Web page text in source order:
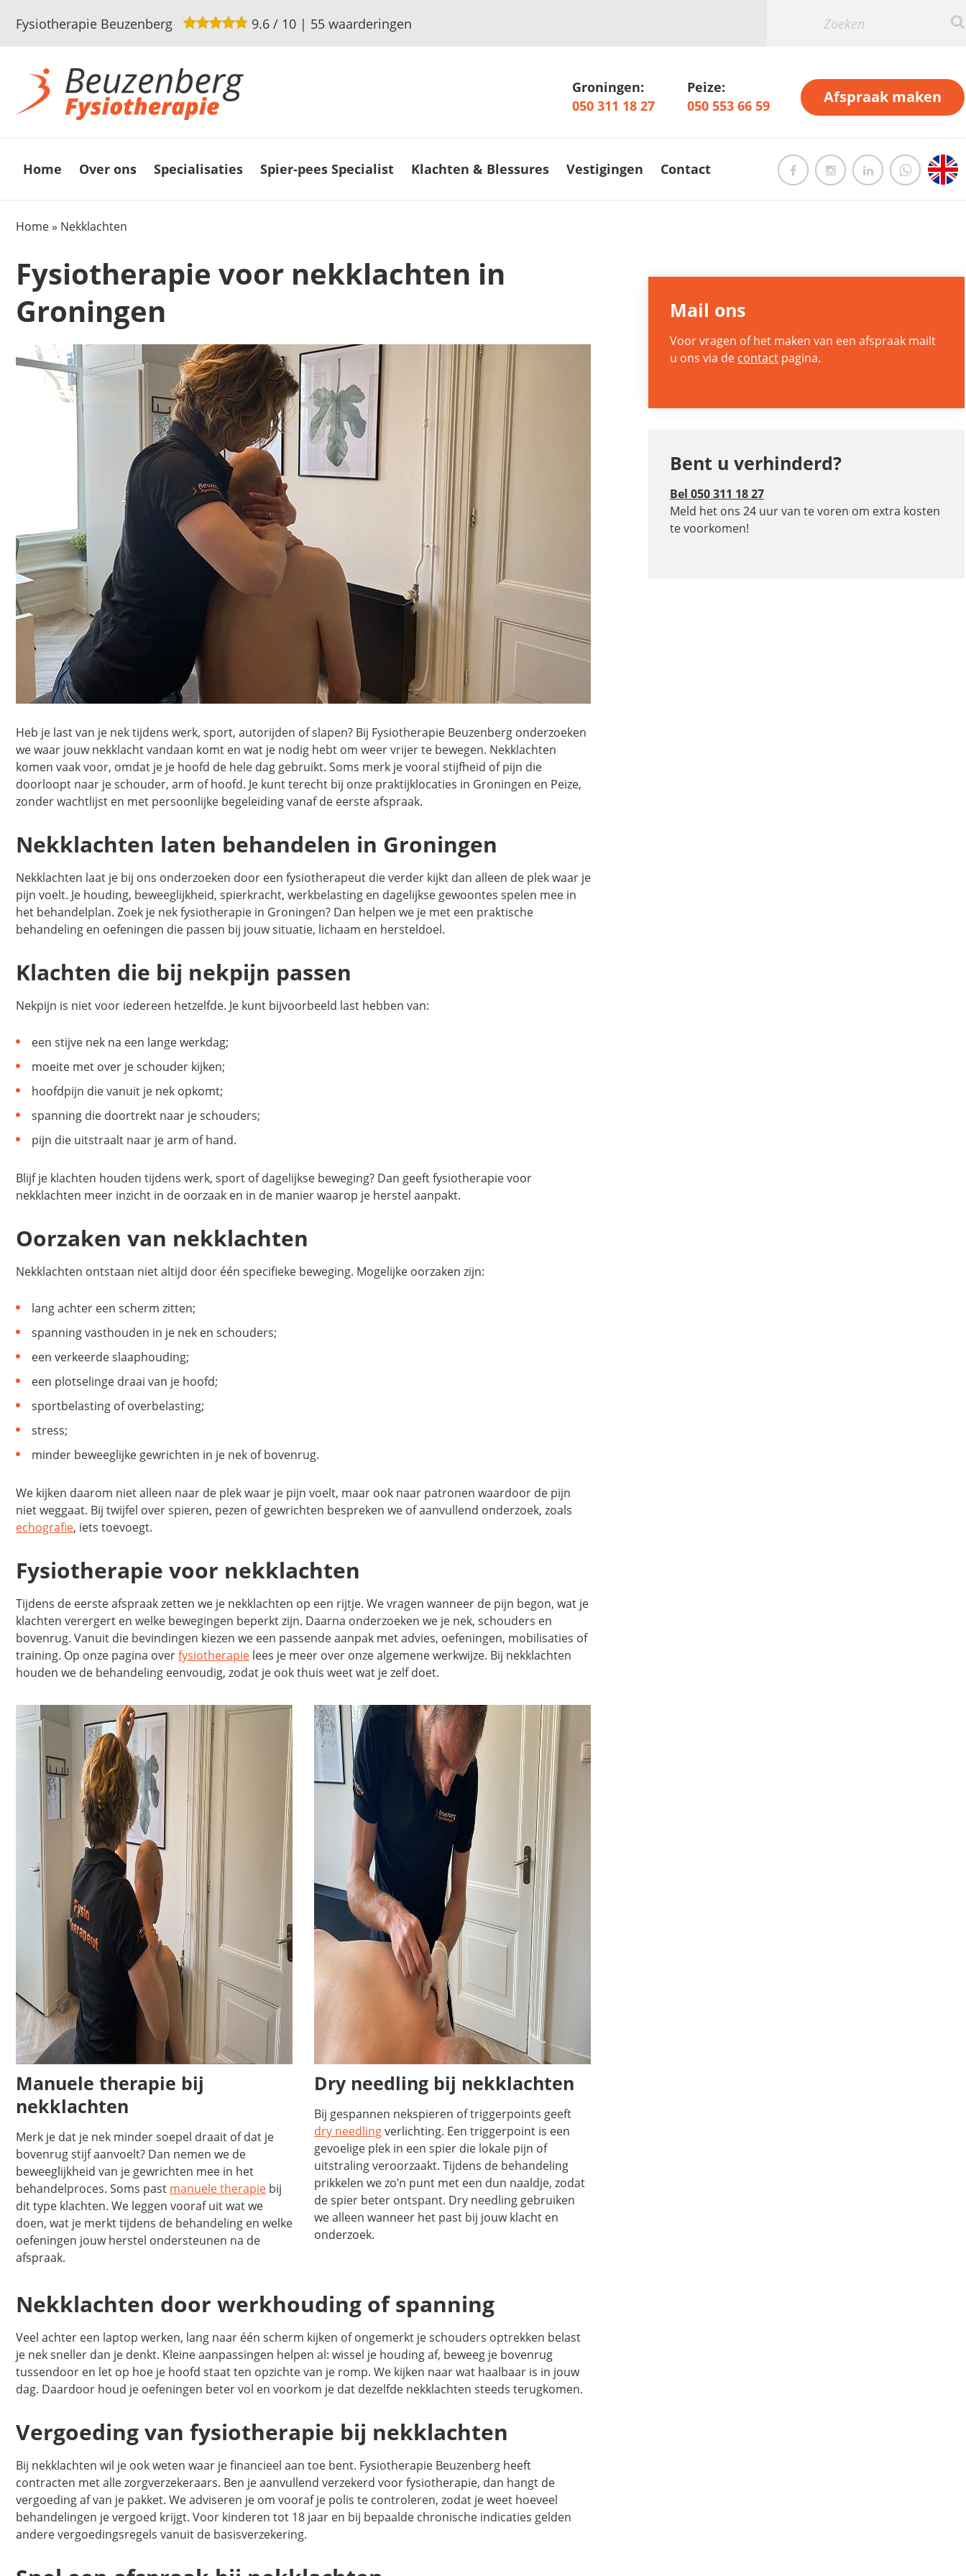
Fysiotherapie Beuzenberg 9.6 / 10 | 55 waarderingen
Afspraak maken
Peize:
050 553 66 59
Groningen:
050 311 18 27
Home Over ons Specialisaties Spier-pees Specialist Klachten & Blessures Vestigingen Contact
Home» Nekklachten
Fysiotherapie voor nekklachten in
Groningen
Heb je last van je nek tijdens werk, sport, autorijden of slapen? Bij Fysiotherapie Beuzenberg onderzoeken
we waar jouw nekklacht vandaan komt en wat je nodig hebt om weer vrijer te bewegen. Nekklachten
komen vaak voor, omdat je je hoofd de hele dag gebruikt. Soms merk je vooral stijfheid of pijn die
doorloopt naar je schouder, arm of hoofd. Je kunt terecht bij onze praktijklocaties in Groningen en Peize,
zonder wachtlijst en met persoonlijke begeleiding vanaf de eerste afspraak.
Nekklachten laten behandelen in Groningen
Nekklachten laat je bij ons onderzoeken door een fysiotherapeut die verder kijkt dan alleen de plek waar je
pijn voelt. Je houding, beweeglijkheid, spierkracht, werkbelasting en dagelijkse gewoontes spelen mee in
het behandelplan. Zoek je nek fysiotherapie in Groningen? Dan helpen we je met een praktische
behandeling en oefeningen die passen bij jouw situatie, lichaam en hersteldoel.
Klachten die bij nekpijn passen
Nekpijn is niet voor iedereen hetzelfde. Je kunt bijvoorbeeld last hebben van:
een stijve nek na een lange werkdag;
moeite met over je schouder kijken;
hoofdpijn die vanuit je nek opkomt;
spanning die doortrekt naar je schouders;
pijn die uitstraalt naar je arm of hand.
Blijf je klachten houden tijdens werk, sport of dagelijkse beweging? Dan geeft fysiotherapie voor
nekklachten meer inzicht in de oorzaak en in de manier waarop je herstel aanpakt.
Oorzaken van nekklachten
Nekklachten ontstaan niet altijd door één specifieke beweging. Mogelijke oorzaken zijn:
lang achter een scherm zitten;
spanning vasthouden in je nek en schouders;
een verkeerde slaaphouding;
een plotselinge draai van je hoofd;
sportbelasting of overbelasting;
stress;
minder beweeglijke gewrichten in je nek of bovenrug.
We kijken daarom niet alleen naar de plek waar je pijn voelt, maar ook naar patronen waardoor de pijn
niet weggaat. Bij twijfel over spieren, pezen of gewrichten bespreken we of aanvullend onderzoek, zoals
echografie, iets toevoegt.
Fysiotherapie voor nekklachten
Tijdens de eerste afspraak zetten we je nekklachten op een rijtje. We vragen wanneer de pijn begon, wat je
klachten verergert en welke bewegingen beperkt zijn. Daarna onderzoeken we je nek, schouders en
bovenrug. Vanuit die bevindingen kiezen we een passende aanpak met advies, oefeningen, mobilisaties of
training. Op onze pagina overfysiotherapie lees je meer over onze algemene werkwijze. Bij nekklachten
houden we de behandeling eenvoudig, zodat je ook thuis weet wat je zelf doet.
Manuele therapie bij
nekklachten
Merk je dat je nek minder soepel draait of dat je
bovenrug stijf aanvoelt? Dan nemen we de
beweeglijkheid van je gewrichten mee in het
behandelproces. Soms past manuele therapie bij
dit type klachten. We leggen vooraf uit wat we
doen, wat je merkt tijdens de behandeling en welke
oefeningen jouw herstel ondersteunen na de
afspraak.
Dry needling bij nekklachten
Bij gespannen nekspieren of triggerpoints geeft
dry needlingverlichting. Een triggerpoint is een
gevoelige plek in een spier die lokale pijn of
uitstraling veroorzaakt. Tijdens de behandeling
prikkelen we zo’n punt met een dun naaldje, zodat
de spier beter ontspant. Dry needling gebruiken
we alleen wanneer het past bij jouw klacht en
onderzoek.
Nekklachten door werkhouding of spanning
Veel achter een laptop werken, lang naar één scherm kijken of ongemerkt je schouders optrekken belast
je nek sneller dan je denkt. Kleine aanpassingen helpen al: wissel je houding af, beweeg je bovenrug
tussendoor en let op hoe je hoofd staat ten opzichte van je romp. We kijken naar wat haalbaar is in jouw
dag. Daardoor houd je oefeningen beter vol en voorkom je dat dezelfde nekklachten steeds terugkomen.
Vergoeding van fysiotherapie bij nekklachten
Bij nekklachten wil je ook weten waar je financieel aan toe bent. Fysiotherapie Beuzenberg heeft
contracten met alle zorgverzekeraars. Ben je aanvullend verzekerd voor fysiotherapie, dan hangt de
vergoeding af van je pakket. We adviseren je om vooraf je polis te controleren, zodat je weet hoeveel
behandelingen je vergoed krijgt. Voor kinderen tot 18 jaar en bij bepaalde chronische indicaties gelden
andere vergoedingsregels vanuit de basisverzekering.
Mail ons
Voor vragen of het maken van een afspraak mailt
u ons via de contact pagina.
Bent u verhinderd?
Bel 050 311 18 27
Meld het ons 24 uur van te voren om extra kosten
te voorkomen!